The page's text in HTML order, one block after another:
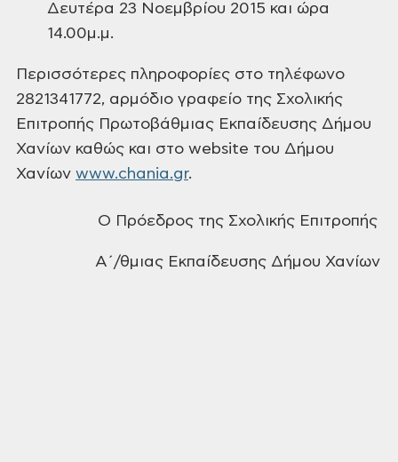
Δευτέρα 23 Νοεμβρίου 2015 και ώρα
14.00μ.μ.
Περισσότερες πληροφορίες στο τηλέφωνο
2821341772, αρμόδιο γραφείο της Σχολικής
Επιτροπής Πρωτοβάθμιας Εκπαίδευσης Δήμου
Χανίων καθώς και στο website του Δήμου
Χανίων www.chania.gr.
Ο Πρόεδρος της Σχολικής Επιτροπής
Α΄/θμιας Εκπαίδευσης Δήμου Χανίων